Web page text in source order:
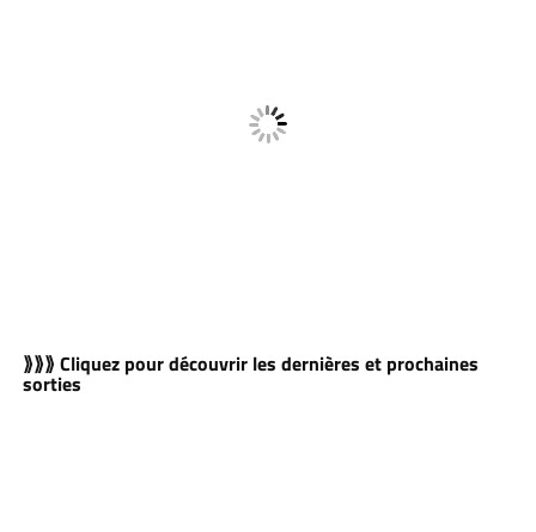
⟫⟫⟫ Cliquez pour découvrir les dernières et prochaines
sorties